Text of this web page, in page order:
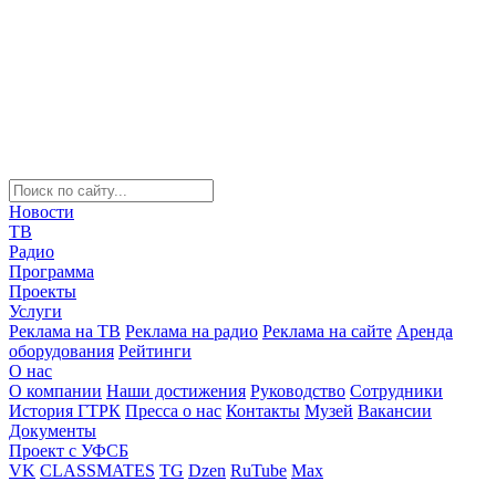
Новости
ТВ
Радио
Программа
Проекты
Услуги
Реклама на ТВ Реклама на радио Реклама на сайте Аренда
оборудования Рейтинги
О нас
О компании Наши достижения Руководство Сотрудники
История ГТРК Пресса о нас Контакты Музей Вакансии
Документы
Проект с УФСБ
VK CLASSMATES TG Dzen RuTube Max